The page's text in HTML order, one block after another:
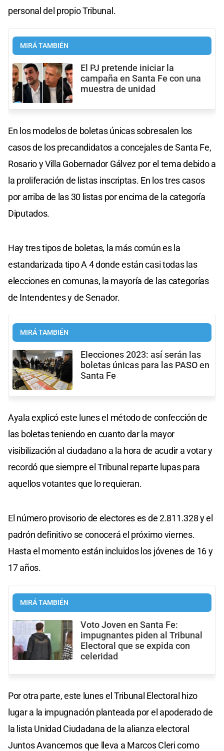
personal del propio Tribunal.
MIRÁ TAMBIÉN
El PJ pretende iniciar la
campaña en Santa Fe con una
muestra de unidad
En los modelos de boletas únicas sobresalen los
casos de los precandidatos a concejales de Santa Fe,
Rosario y Villa Gobernador Gálvez por el tema debido a
la proliferación de listas inscriptas. En los tres casos
por arriba de las 30 listas por encima de la categoría
Diputados.
Hay tres tipos de boletas, la más común es la
estandarizada tipo A 4 donde están casi todas las
elecciones en comunas, la mayoría de las categorías
de Intendentes y de Senador.
MIRÁ TAMBIÉN
Elecciones 2023: así serán las
boletas únicas para las PASO en
Santa Fe
Ayala explicó este lunes el método de confección de
las boletas teniendo en cuanto dar la mayor
visibilización al ciudadano a la hora de acudir a votar y
recordó que siempre el Tribunal reparte lupas para
aquellos votantes que lo requieran.
El número provisorio de electores es de 2.811.328 y el
padrón definitivo se conocerá el próximo viernes.
Hasta el momento están incluidos los jóvenes de 16 y
17 años.
MIRÁ TAMBIÉN
Voto Joven en Santa Fe:
impugnantes piden al Tribunal
Electoral que se expida con
celeridad
Por otra parte, este lunes el Tribunal Electoral hizo
lugar a la impugnación planteada por el apoderado de
la lista Unidad Ciudadana de la alianza electoral
Juntos Avancemos que lleva a Marcos Cleri como